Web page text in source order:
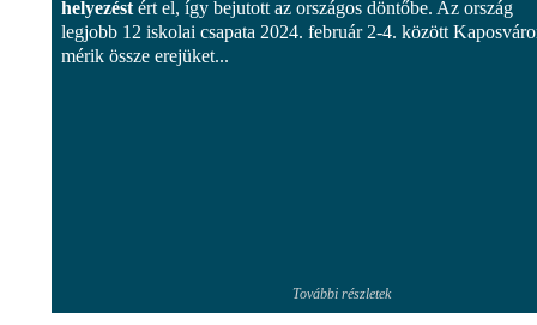
helyezést ért el, így bejutott az országos döntőbe. Az ország
legjobb 12 iskolai csapata 2024. február 2-4. között
mérik össze erejüket...
További részletek